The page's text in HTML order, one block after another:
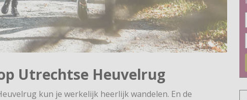
Utrechtse Heuvelrug
kun je werkelijk heerlijk wandelen. En de